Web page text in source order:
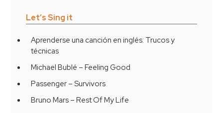
Let’s Sing it
Aprenderse una canción en inglés: Trucos y
técnicas
Michael Bublé – Feeling Good
Passenger – Survivors
Bruno Mars – Rest Of My Life